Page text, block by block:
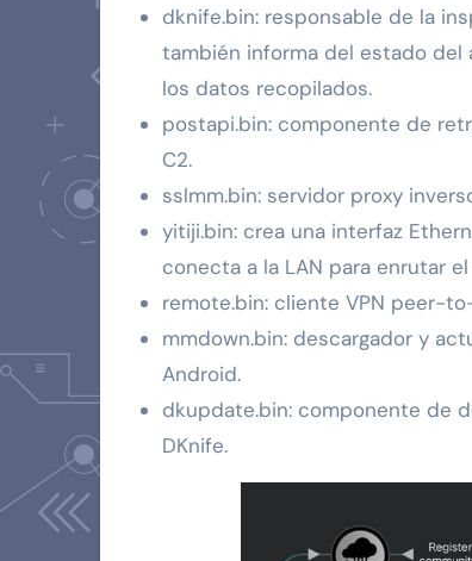
dknife.bin: responsable de la
también informa del estado del
los datos recopilados.
postapi.bin: componente de
C2.
sslmm.bin: servidor proxy
yitiji.bin: crea una interfaz
conecta a la LAN para enrutar
remote.bin: cliente VPN peer-
mmdown.bin: descargador y
Android.
dkupdate.bin: componente de
DKnife.